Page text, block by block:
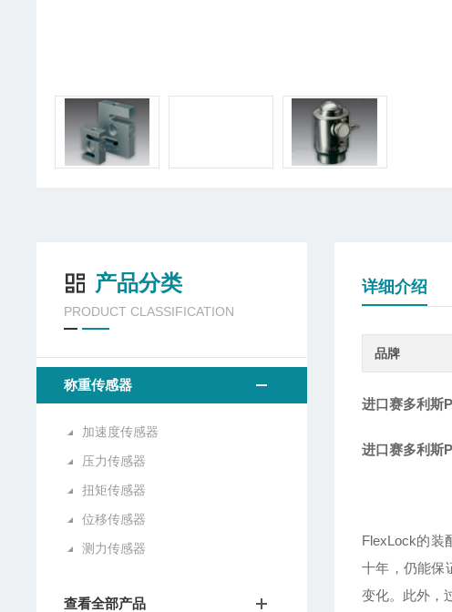
详细介绍
品牌
进口赛多利斯
进口赛多利斯
FlexLock的装
十年，仍能保
变化。此外，
产品分类
PRODUCT CLASSIFICATION
称重传感器
加速度传感器
压力传感器
扭矩传感器
位移传感器
测力传感器
查看全部产品